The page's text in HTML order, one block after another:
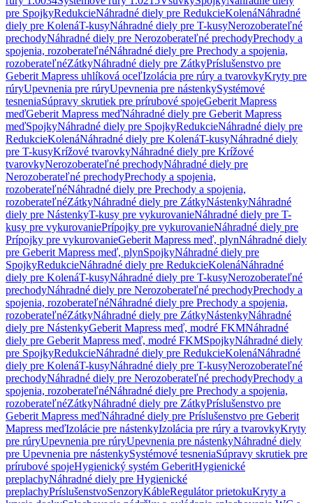
pre SpojkyRedukcieNáhradné diely pre RedukcieKolenáNáhradné
diely pre KolenáT-kusyNáhradné diely pre T-kusyNerozoberateľné
prechodyNáhradné diely pre Nerozoberateľné prechodyPrechody a
spojenia, rozoberateľnéNáhradné diely pre Prechody a spojenia,
rozoberateľnéZátkyNáhradné diely pre ZátkyPríslušenstvo pre
Geberit Mapress uhlíková oceľIzolácia pre rúry a tvarovkyKryty pre
rúryUpevnenia pre rúryUpevnenia pre nástenkySystémové
tesneniaSúpravy skrutiek pre prírubové spojeGeberit Mapress
meďGeberit Mapress meďNáhradné diely pre Geberit Mapress
meďSpojkyNáhradné diely pre SpojkyRedukcieNáhradné diely pre
RedukcieKolenáNáhradné diely pre KolenáT-kusyNáhradné diely
pre T-kusyKrížové tvarovkyNáhradné diely pre Krížové
tvarovkyNerozoberateľné prechodyNáhradné diely pre
Nerozoberateľné prechodyPrechody a spojenia,
rozoberateľnéNáhradné diely pre Prechody a spojenia,
rozoberateľnéZátkyNáhradné diely pre ZátkyNástenkyNáhradné
diely pre NástenkyT-kusy pre vykurovanieNáhradné diely pre T-
kusy pre vykurovaniePrípojky pre vykurovanieNáhradné diely pre
Prípojky pre vykurovanieGeberit Mapress meď, plynNáhradné diely
pre Geberit Mapress meď, plynSpojkyNáhradné diely pre
SpojkyRedukcieNáhradné diely pre RedukcieKolenáNáhradné
diely pre KolenáT-kusyNáhradné diely pre T-kusyNerozoberateľné
prechodyNáhradné diely pre Nerozoberateľné prechodyPrechody a
spojenia, rozoberateľnéNáhradné diely pre Prechody a spojenia,
rozoberateľnéZátkyNáhradné diely pre ZátkyNástenkyNáhradné
diely pre NástenkyGeberit Mapress meď, modré FKMNáhradné
diely pre Geberit Mapress meď, modré FKMSpojkyNáhradné diely
pre SpojkyRedukcieNáhradné diely pre RedukcieKolenáNáhradné
diely pre KolenáT-kusyNáhradné diely pre T-kusyNerozoberateľné
prechodyNáhradné diely pre Nerozoberateľné prechodyPrechody a
spojenia, rozoberateľnéNáhradné diely pre Prechody a spojenia,
rozoberateľnéZátkyNáhradné diely pre ZátkyPríslušenstvo pre
Geberit Mapress meďNáhradné diely pre Príslušenstvo pre Geberit
Mapress meďIzolácie pre nástenkyIzolácia pre rúry a tvarovkyKryty
pre rúryUpevnenia pre rúryUpevnenia pre nástenkyNáhradné diely
pre Upevnenia pre nástenkySystémové tesneniaSúpravy skrutiek pre
prírubové spojeHygienický systém GeberitHygienické
preplachyNáhradné diely pre Hygienické
preplachyPríslušenstvoSenzoryKábleRegulátor prietokuKryty a